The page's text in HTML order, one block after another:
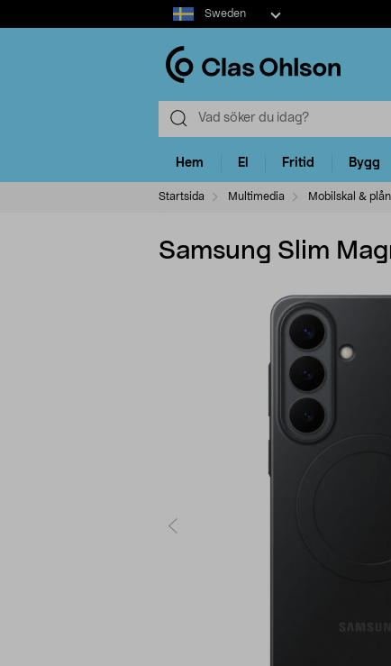
Select
market
Sweden
Hem El Fritid Bygg
Startsida Multimedia Mobilskal &
Samsung Slim